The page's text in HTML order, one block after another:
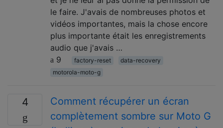
le faire. J'avais de nombreuses photos et
vidéos importantes, mais la chose encore
plus importante était les enregistrements
audio que j'avais …
9
factory-reset
data-recovery
motorola-moto-g
4
Comment récupérer un écran
complètement sombre sur Moto G